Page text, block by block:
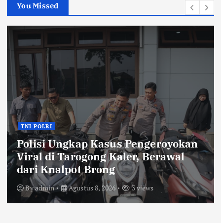
You Missed
Lingkungan Pemerintahan
BAPPERIDA Kab Bandung
Sempurnakan Rencana Kerja
Pembangunan 2026
Byadmin Agustus 8, 2026 16 views